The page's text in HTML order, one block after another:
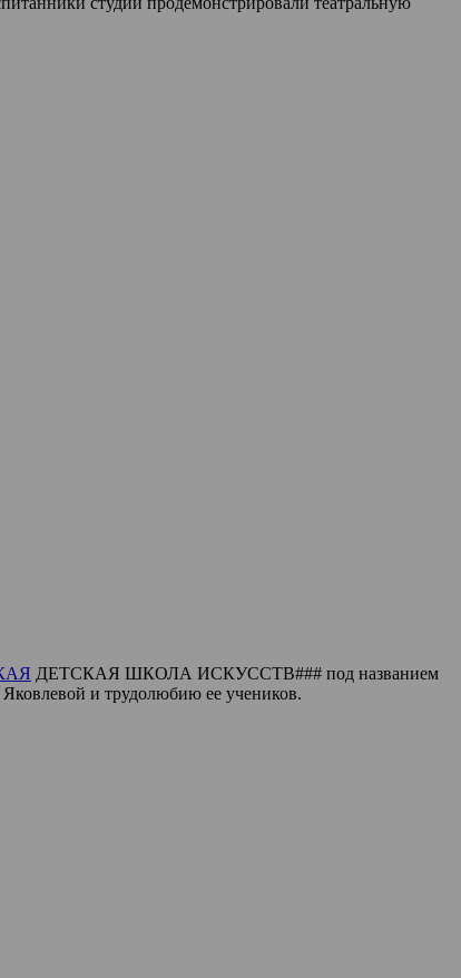
ДЕТСКАЯ ШКОЛА ИСКУССТВ### под названием
и трудолюбию ее учеников.